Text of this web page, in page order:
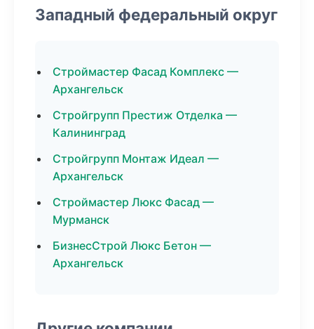
Западный федеральный округ
Строймастер Фасад Комплекс —
Архангельск
Стройгрупп Престиж Отделка —
Калининград
Стройгрупп Монтаж Идеал —
Архангельск
Строймастер Люкс Фасад —
Мурманск
БизнесСтрой Люкс Бетон —
Архангельск